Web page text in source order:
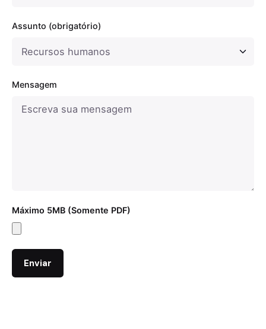
Assunto (obrigatório)
Mensagem
Máximo 5MB (Somente PDF)
Enviar